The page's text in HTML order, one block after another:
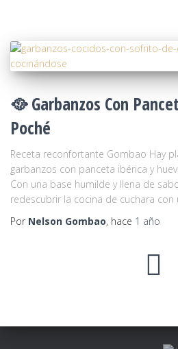
🥘 Garbanzos Con
Poché
Receta reconfortante Gombao Hay
garbanzos con panceta ibérica y
Con una base humilde y llena de
redescubrir la cocina de cuchara con
Por Nelson Gombao, hace 1 año